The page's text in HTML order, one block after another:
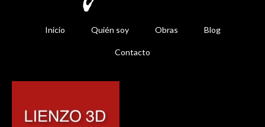
Inicio Quién soy Obras Blog
Contacto